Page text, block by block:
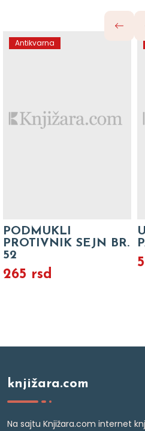
Antikvarna
PODMUKLI
PROTIVNIK SEJN BR.
52
265 rsd
knjižara.com
Na sajtu Knjižara.com internet